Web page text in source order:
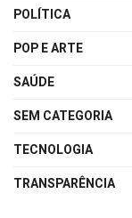
POLÍTICA
POP E ARTE
SAÚDE
SEM CATEGORIA
TECNOLOGIA
TRANSPARÊNCIA